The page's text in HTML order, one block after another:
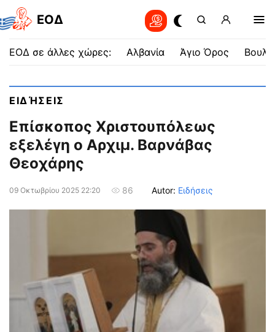
EOΔ
ΕΟΔ σε άλλες χώρες: Αλβανία Άγιο Όρος
ΕΙΔΉΣΕΙΣ
Επίσκοπος Χριστουπόλεως
εξελέγη ο Αρχιμ. Βαρνάβας
Θεοχάρης
09 Οκτωβρίου 2025 22:20 86 Autor: Ειδήσεις